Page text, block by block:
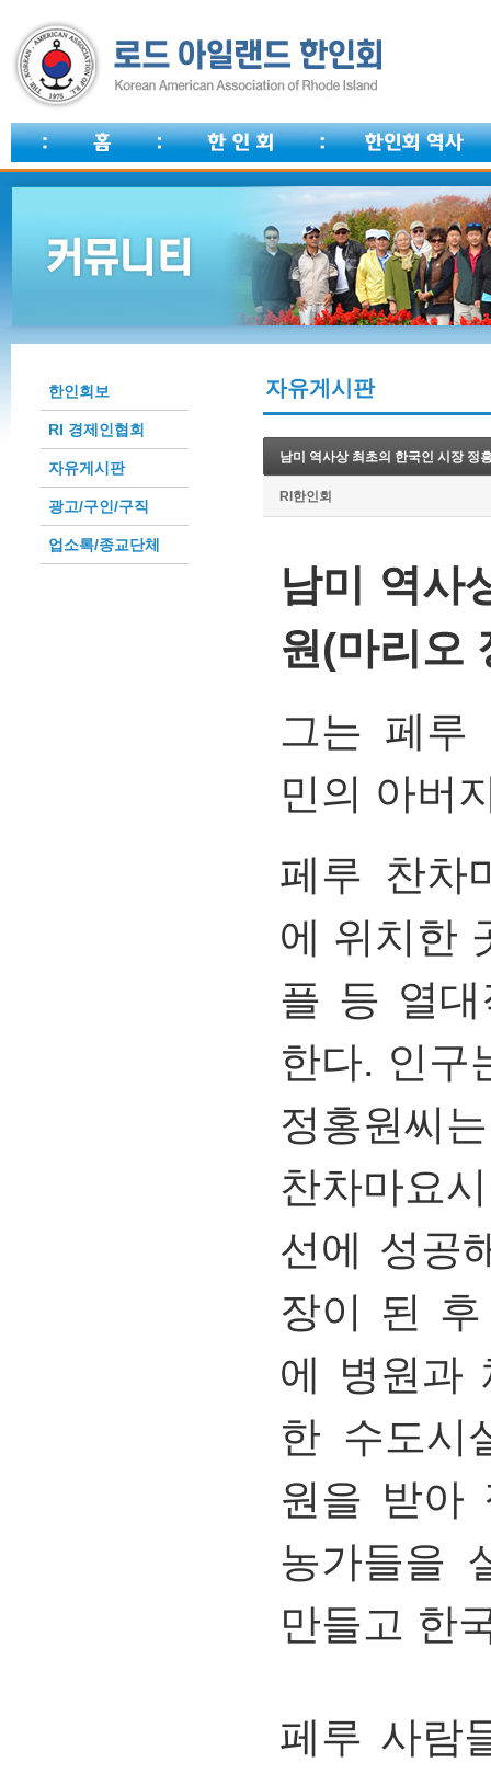
한인회보
RI 경제인협회
자유게시판
광고/구인/구직
업소록/종교단체
자유게시판
남미 역사상 최초의 한국인 시장 정
RI한인회
남미 역사
원(마리오
그는 페루
민의 아버
페루 찬차
에 위치한
플 등 열
한다. 인구
정홍원씨
찬차마요
선에 성공
장이 된
에 병원과
한 수도시
원을 받아
농가들을
만들고 한
페루 사람